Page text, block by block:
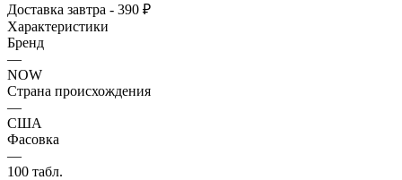
Доставка завтра - 390 ₽
Характеристики
Бренд
—
NOW
Страна происхождения
—
США
Фасовка
—
100 табл.